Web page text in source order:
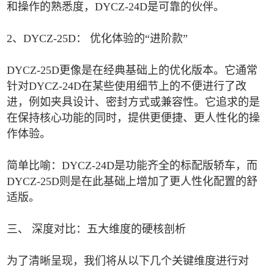
和操作的熟悉度，DYCZ-24D是可靠的伙伴。
2、DYCZ-25D： 优化体验的“进阶款”
DYCZ-25D更像是在经典基础上的优化版本。它通常
针对DYCZ-24D在某些使用细节上的不便进行了改
进，例如夹具设计、密封方式或兼容性。它追求的是
在保持核心功能的同时，提供更便捷、更人性化的操
作体验。
简单比喻：DYCZ-24D是功能齐全的标配版轿车，而
DYCZ-25D则是在此基础上增加了更人性化配置的舒
适版。
三、 深度对比：五大维度的硬核剖析
为了清晰呈现，我们将从以下几个关键维度进行对